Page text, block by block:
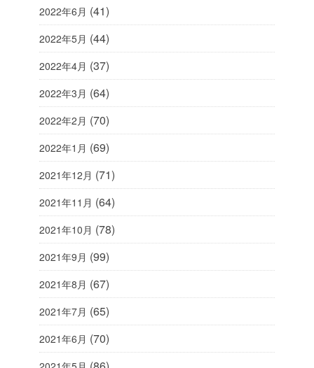
2022年6月 (41)
2022年5月 (44)
2022年4月 (37)
2022年3月 (64)
2022年2月 (70)
2022年1月 (69)
2021年12月 (71)
2021年11月 (64)
2021年10月 (78)
2021年9月 (99)
2021年8月 (67)
2021年7月 (65)
2021年6月 (70)